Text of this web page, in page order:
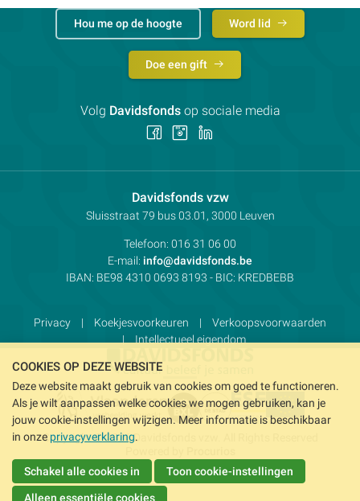
Davidsfonds vzwContactpersoon:
Adres:
Sluisstraat 79 bus 03.01, 3000 Leuven
Telefoon: 016 31 06 00
E-mail: info@davidsfonds.be
IBAN: BE98 4310 0693 8193 - BIC: KREDBEBB
Privacy Koekjesvoorkeuren
Verkoopsvoorwaarden
Intellectueel eigendom
Hou me op de hoogte Word lid
Doe een gift
Volg Davidsfondsop sociale media
Volg Volg
Copyright © 2026 Davidsfonds vzw. All Rights Reserved
COOKIES OP DEZE WEBSITE
Deze website maakt gebruik van cookies om goed te functioneren.
Als je wilt aanpassen welke cookies we mogen gebruiken, kan je
jouw cookie-instellingen wijzigen. Meer informatie is beschikbaar
in onze privacyverklaring.
Schakel alle cookies in Toon cookie-instellingen
Alleen essentiële cookies